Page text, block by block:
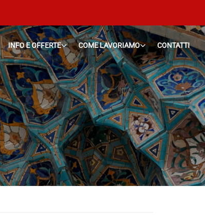
INFO E OFFERTE COME LAVORIAMO CONTATTI